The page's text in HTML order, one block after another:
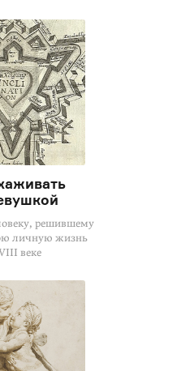
решившему
личную жизнь
веке